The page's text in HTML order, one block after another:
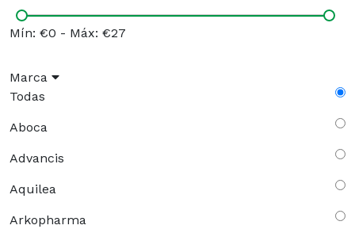
Mín: €0 - Máx: €27
Marca
Todas
Aboca
Advancis
Aquilea
Arkopharma